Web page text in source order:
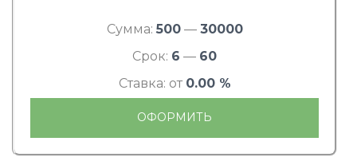
Сумма: 500— 30000
Срок: 6 — 60
Ставка: от 0.00 %
ОФОРМИТЬ